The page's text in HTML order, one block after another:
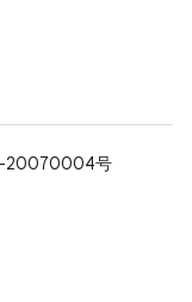
20070004号